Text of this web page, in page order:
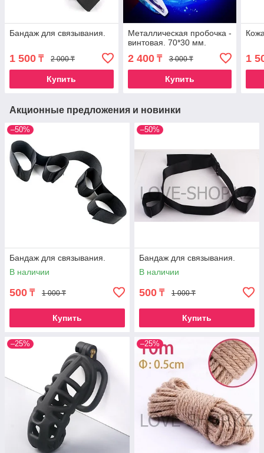
Бандаж для связывания.
1 500 ₸ 2 000 ₸
Купить
Металлическая пробочка -
винтовая. 70*30 мм.
2 400₸ 3 000 ₸
Купить
1
Акционные предложения и новинки
–50%
Бандаж для связывания.
В наличии
500 ₸ 1 000 ₸
Купить
–50%
Бандаж для связывания.
В наличии
500 ₸ 1 000 ₸
Купить
–25% –25%